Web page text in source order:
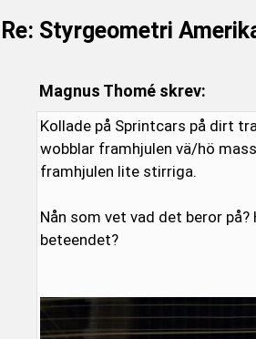
Re: Styrgeometri
Magnus Thomé skrev:
Kollade på Sprintcars på dirt
wobblar framhjulen vä/hö
framhjulen lite stirriga.
Nån som vet vad det beror
beteendet?